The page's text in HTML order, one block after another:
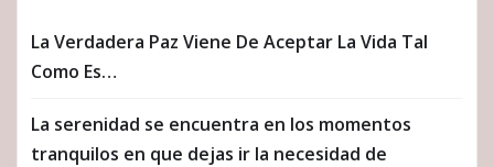
La Verdadera Paz Viene De Aceptar La Vida Tal
Como Es…
La serenidad se encuentra en los momentos
tranquilos en que dejas ir la necesidad de